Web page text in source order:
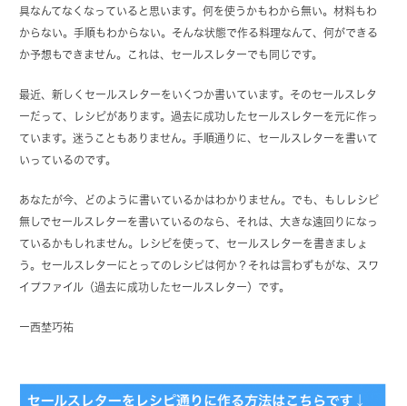
具なんてなくなっていると思います。何を使うかもわから無い。材料もわ
からない。手順もわからない。そんな状態で作る料理なんて、何ができる
か予想もできません。これは、セールスレターでも同じです。
最近、新しくセールスレターをいくつか書いています。そのセールスレタ
ーだって、レシピがあります。過去に成功したセールスレターを元に作っ
ています。迷うこともありません。手順通りに、セールスレターを書いて
いっているのです。
あなたが今、どのように書いているかはわかりません。でも、もしレシピ
無しでセールスレターを書いているのなら、それは、大きな遠回りになっ
ているかもしれません。レシピを使って、セールスレターを書きましょ
う。セールスレターにとってのレシピは何か？それは言わずもがな、スワ
イプファイル（過去に成功したセールスレター）です。
ー西埜巧祐